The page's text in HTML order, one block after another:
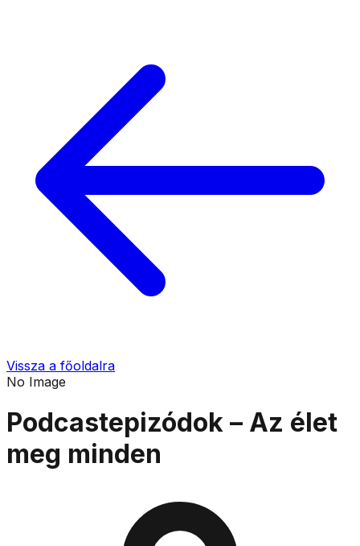
Vissza a főoldalra
No Image
Podcastepizódok – Az élet
meg minden